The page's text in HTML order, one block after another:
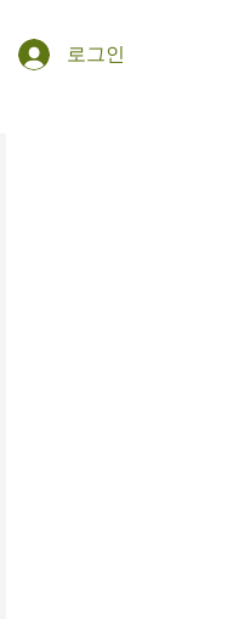
로그인